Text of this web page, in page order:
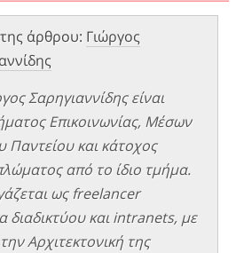
άρθρου: Γιώργος
Σαρηγιαννίδης είναι
Επικοινωνίας, Μέσων
Παντείου και κάτοχος
από το ίδιο τμήμα.
ως freelancer
διαδικτύου και intranets, με
Αρχιτεκτονική της